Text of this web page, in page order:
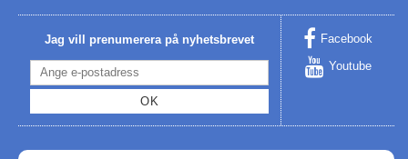
Begagnade Motorer & Båtar
Jag vill prenumerera på nyhetsbrevet
OK
Facebook
Youtube